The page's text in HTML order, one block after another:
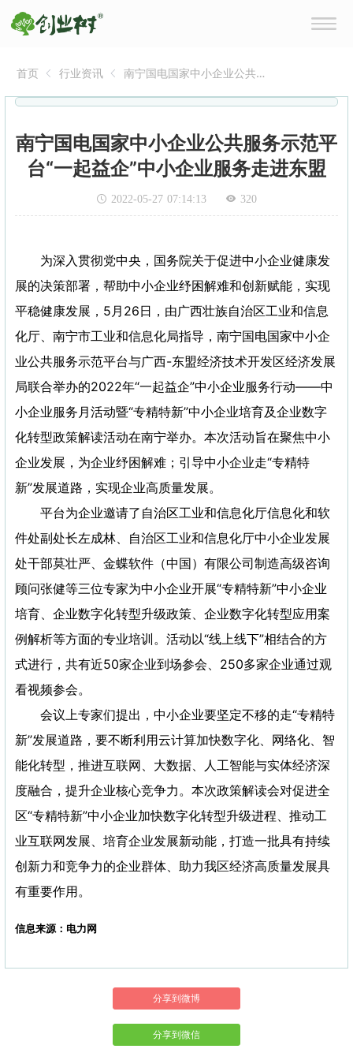
首页 行业资讯
南宁国电国家中小企业公共
小企业服务走进东盟
南宁国电国家中小企业公共服务示范平
台“一起益企”中小企业服务走进东盟
2022-05-27 07:14:13 320
为深入贯彻党中央，国务院关于促进中小企业健康发
展的决策部署，帮助中小企业纾困解难和创新赋能，实现
平稳健康发展，5月26日，由广西壮族自治区工业和信息
化厅、南宁市工业和信息化局指导，南宁国电国家中小企
业公共服务示范平台与广西-东盟经济技术开发区经济发展
局联合举办的2022年“一起益企”中小企业服务行动——中
小企业服务月活动暨“专精特新”中小企业培育及企业数字
化转型政策解读活动在南宁举办。本次活动旨在聚焦中小
企业发展，为企业纾困解难；引导中小企业走“专精特
新”发展道路，实现企业高质量发展。
平台为企业邀请了自治区工业和信息化厅信息化和软
件处副处长左成林、自治区工业和信息化厅中小企业发展
处干部莫壮严、金蝶软件（中国）有限公司制造高级咨询
顾问张健等三位专家为中小企业开展“专精特新”中小企业
培育、企业数字化转型升级政策、企业数字化转型应用案
例解析等方面的专业培训。活动以“线上线下”相结合的方
式进行，共有近50家企业到场参会、250多家企业通过观
看视频参会。
会议上专家们提出，中小企业要坚定不移的走“专精特
新”发展道路，要不断利用云计算加快数字化、网络化、智
能化转型，推进互联网、大数据、人工智能与实体经济深
度融合，提升企业核心竞争力。本次政策解读会对促进全
区“专精特新”中小企业加快数字化转型升级进程、推动工
业互联网发展、培育企业发展新动能，打造一批具有持续
创新力和竞争力的企业群体、助力我区经济高质量发展具
有重要作用。
信息来源：电力网
分享到微博
分享到微信